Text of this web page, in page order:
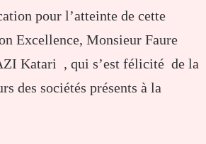
pour l’atteinte de cette
Excellence, Monsieur Faure
Katari , qui s’est félicité de la
des sociétés présents à la